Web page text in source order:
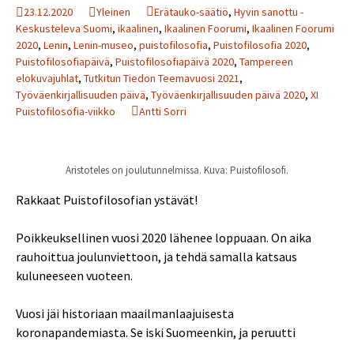
23.12.2020 Yleinen Erätauko-säätiö, Hyvin sanottu -
Keskusteleva Suomi, ikaalinen, Ikaalinen Foorumi, Ikaalinen Foorumi
2020, Lenin, Lenin-museo, puistofilosofia, Puistofilosofia 2020,
Puistofilosofiapäivä, Puistofilosofiapäivä 2020, Tampereen
elokuvajuhlat, Tutkitun Tiedon Teemavuosi 2021,
Työväenkirjallisuuden päivä, Työväenkirjallisuuden päivä 2020, XI
Puistofilosofia-viikko
Antti Sorri
Aristoteles on joulutunnelmissa. Kuva: Puistofilosofi.
Rakkaat Puistofilosofian ystävät!
Poikkeuksellinen vuosi 2020 lähenee loppuaan. On aika
rauhoittua joulunviettoon, ja tehdä samalla katsaus
kuluneeseen vuoteen.
Vuosi jäi historiaan maailmanlaajuisesta
koronapandemiasta. Se iski Suomeenkin, ja peruutti